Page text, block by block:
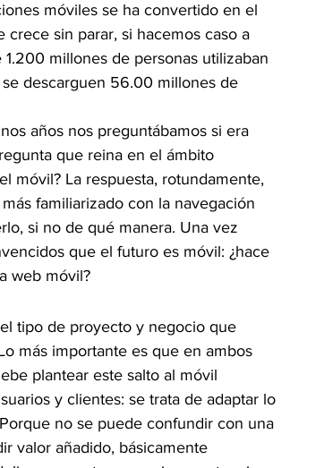
móviles se ha convertido en el
sin parar, si hacemos caso a
millones de personas utilizaban
descarguen 56.00 millones de
años nos preguntábamos si era
que reina en el ámbito
móvil? La respuesta, rotundamente,
familiarizado con la navegación
si no de qué manera. Una vez
que el futuro es móvil: ¿hace
web móvil?
tipo de proyecto y negocio que
más importante es que en ambos
plantear este salto al móvil
y clientes: se trata de adaptar lo
no se puede confundir con una
valor añadido, básicamente